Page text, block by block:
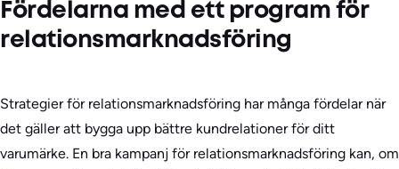
Fördelarna med ett program för
relationsmarknadsföring
Strategier för relationsmarknadsföring har många fördelar när
det gäller att bygga upp bättre kundrelationer för ditt
varumärke. En bra kampanj för relationsmarknadsföring kan, om